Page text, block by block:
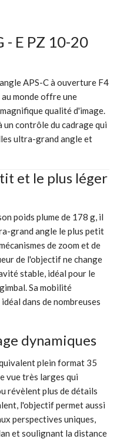
- E PZ 10-20
APS-C à ouverture F4
monde offre une
qualité d'image.
contrôle du cadrage qui
ultra-grand angle et
et le plus léger
poids plume de 178 g, il
grand angle le plus petit
de zoom et de
de l'objectif ne change
stable, idéal pour le
Sa mobilité
dans de nombreuses
dynamiques
plein format 35
vue très larges qui
révèlent plus de détails
l'objectif permet aussi
perspectives uniques,
et soulignant la distance